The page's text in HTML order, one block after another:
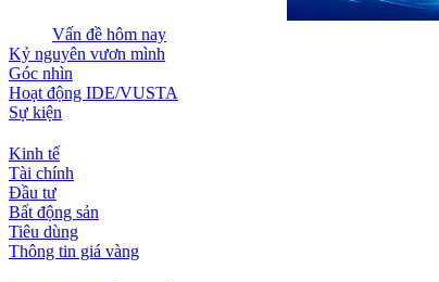
Vấn đề hôm nay
Kỷ nguyên vươn mình
Góc nhìn
Hoạt động IDE/VUSTA
Sự kiện
Kinh tế
Tài chính
Đầu tư
Bất động sản
Tiêu dùng
Thông tin giá vàng